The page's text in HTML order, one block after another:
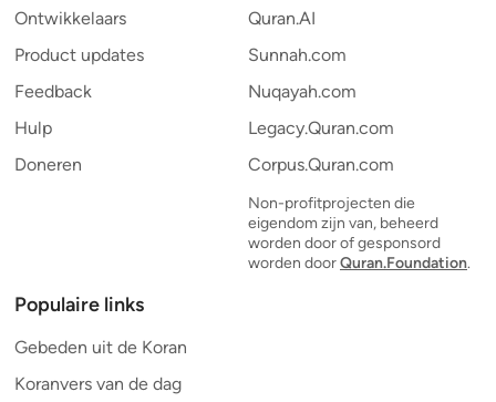
Ontwikkelaars
Product updates
Feedback
Hulp
Doneren
Quran.AI
Sunnah.com
Nuqayah.com
Legacy.Quran.com
Corpus.Quran.com
Non-profitprojecten die
eigendom zijn van, beheerd
worden door of gesponsord
worden doorQuran.Foundation.
Populaire links
Gebeden uit de Koran
Koranvers van de dag